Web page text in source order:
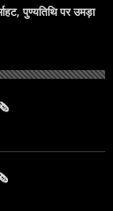
पुण्यतिथि पर उमड़ा